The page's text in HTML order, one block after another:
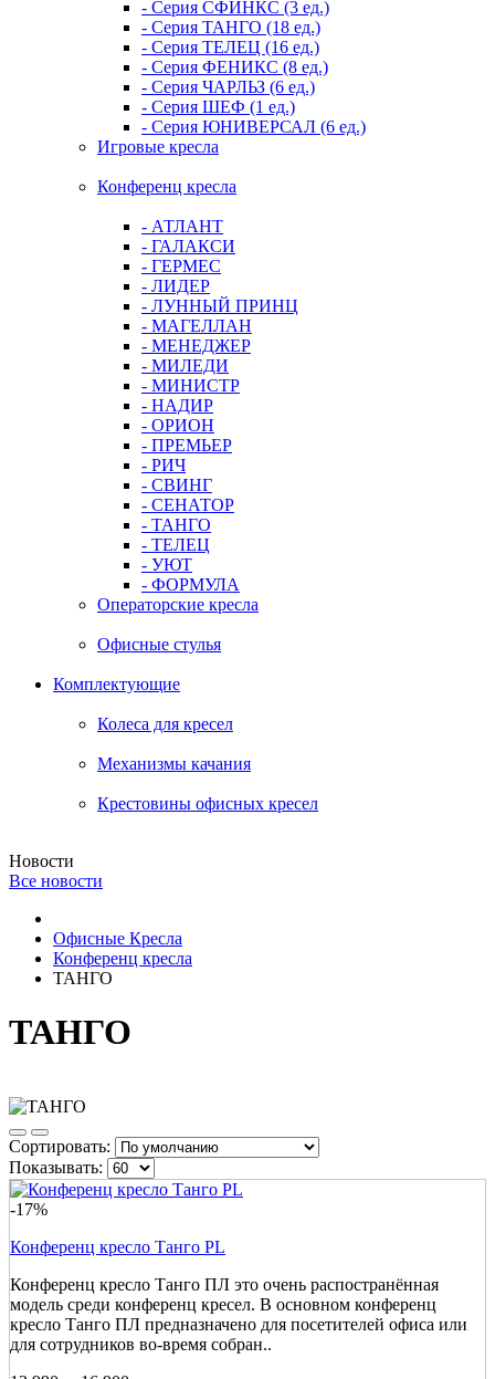
- Серия СФИНКС (3 ед.)
- Серия ТАНГО (18 ед.)
- Серия ТЕЛЕЦ (16 ед.)
- Серия ФЕНИКС (8 ед.)
- Серия ЧАРЛЬЗ (6 ед.)
- Серия ШЕФ (1 ед.)
- Серия ЮНИВЕРСАЛ (6 ед.)
Игровые кресла
Конференц кресла
- АТЛАНТ
- ГАЛАКСИ
- ГЕРМЕС
- ЛИДЕР
- ЛУННЫЙ ПРИНЦ
- МАГЕЛЛАН
- МЕНЕДЖЕР
- МИЛЕДИ
- МИНИСТР
- НАДИР
- ОРИОН
- ПРЕМЬЕР
- РИЧ
- СВИНГ
- СЕНАТОР
- ТАНГО
- ТЕЛЕЦ
- УЮТ
- ФОРМУЛА
Операторские кресла
Офисные стулья
Комплектующие
Колеса для кресел
Механизмы качания
Крестовины офисных кресел
Новости
Все новости
Офисные Кресла
Конференц кресла
ТАНГО
ТАНГО
Сортировать:
Показывать:
-17%
Конференц кресло Танго PL
Конференц кресло Танго ПЛ это очень распостранённая
модель среди конференц кресел. В основном конференц
кресло Танго ПЛ предназначено для посетителей офиса или
для сотрудников во-время собран..